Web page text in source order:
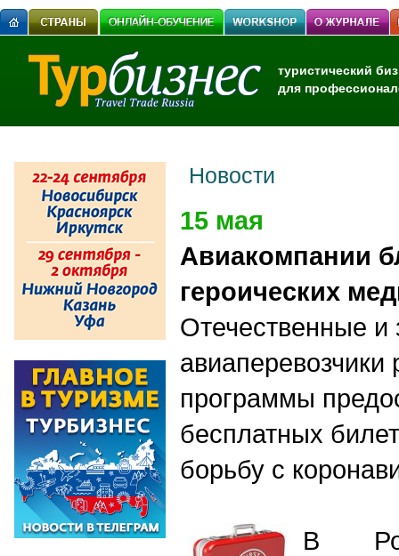
туристический
для
Новости
15 мая
Авиакомпании
героических
Отечественные
авиаперевозчики
программы
бесплатных
борьбу с
В